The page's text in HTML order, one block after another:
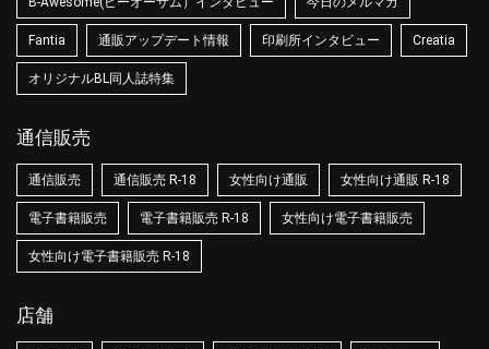
Fantia 通販アップデート情報 印刷所インタビュー Creatia
オリジナルBL同人誌特集
通信販売
通信販売 通信販売 R-18 女性向け通販 女性向け通販 R-18
電子書籍販売 電子書籍販売 R-18 女性向け電子書籍販売
女性向け電子書籍販売 R-18
店舗